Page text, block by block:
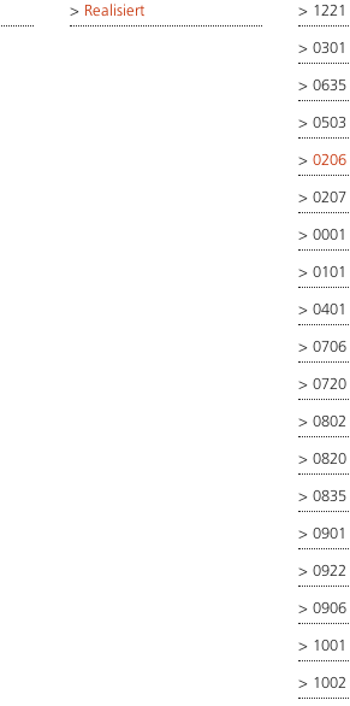
> Realisiert >
> 0301
> 0635
> 0503
> 0206
> 0207
> 0001
> 0101
> 0401
> 0706
> 0720
> 0802
> 0820
> 0835
> 0901
> 0922
> 0906
>
> 1002